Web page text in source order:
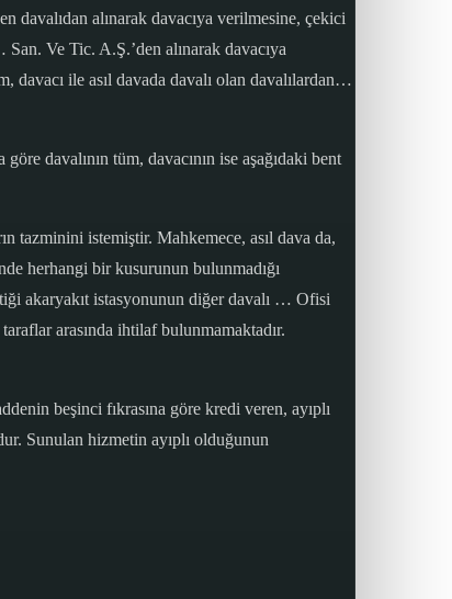
davalıdan alınarak davacıya verilmesine, çekici
Ve Tic. A.Ş.’den alınarak davacıya
ile asıl davada davalı olan davalılardan…
davalının tüm, davacının ise aşağıdaki bent
tazminini istemiştir. Mahkemece, asıl dava da,
herhangi bir kusurunun bulunmadığı
akaryakıt istasyonunun diğer davalı … Ofisi
arasında ihtilaf bulunmamaktadır.
beşinci fıkrasına göre kredi veren, ayıplı
Sunulan hizmetin ayıplı olduğunun